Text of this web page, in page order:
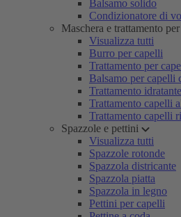
Balsamo solido
Condizionatore di
Maschera e trattamento
Visualizza tutti
Burro per capelli
Trattamento per
Balsamo per capelli
Trattamento
Trattamento capelli
Trattamento capelli
Spazzole e pettini
Visualizza tutti
Spazzole rotonde
Spazzola districante
Spazzola piatta
Spazzola in legno
Pettini per capelli